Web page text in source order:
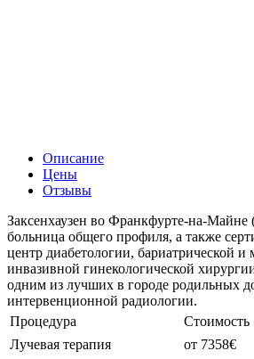
Описание
Цены
Отзывы
Заксенхаузен во Франкфурте-на-Майне
больница общего профиля, а также
центр диабетологии, бариатрической
инвазивной гинекологической
одним из лучших в городе родильных
интервенционной радиологии.
Процедура
Стоимость
Лучевая терапия
от 7358€